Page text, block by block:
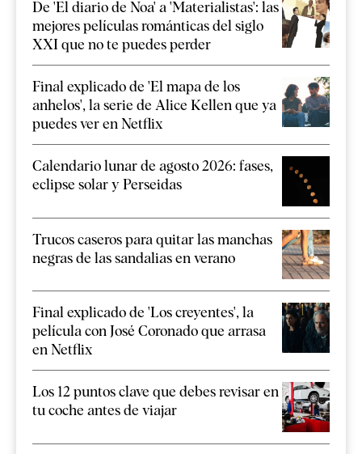
De 'El diario de Noa' a 'Materialistas': las
mejores películas románticas del siglo
XXI que no te puedes perder
Final explicado de 'El mapa de los
anhelos', la serie de Alice Kellen que ya
puedes ver en Netflix
Calendario lunar de agosto 2026: fases,
eclipse solar y Perseidas
Trucos caseros para quitar las manchas
negras de las sandalias en verano
Final explicado de 'Los creyentes', la
película con José Coronado que arrasa
en Netflix
Los 12 puntos clave que debes revisar en
tu coche antes de viajar